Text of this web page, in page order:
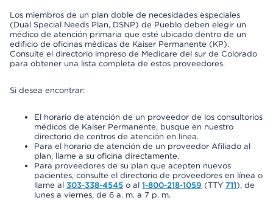
Los miembros de un plan doble de necesidades especiales
(Dual Special Needs Plan, DSNP) de Pueblo deben elegir un
médico de atención primaria que esté ubicado dentro de un
edificio de oficinas médicas de Kaiser Permanente (KP).
Consulte el directorio impreso de Medicare del sur de Colorado
para obtener una lista completa de estos proveedores.
Si desea encontrar:
El horario de atención de un proveedor de los consultorios
médicos de Kaiser Permanente, busque en nuestro
directorio de centros de atención en línea.
Para el horario de atención de un proveedor Afiliado al
plan, llame a su oficina directamente.
Para proveedores de su plan que acepten nuevos
pacientes, consulte el directorio de proveedores en línea o
llame al 303-338-4545 o al 1-800-218-1059 (TTY 711), de
lunes a viernes, de 6 a. m. a 7 p. m.